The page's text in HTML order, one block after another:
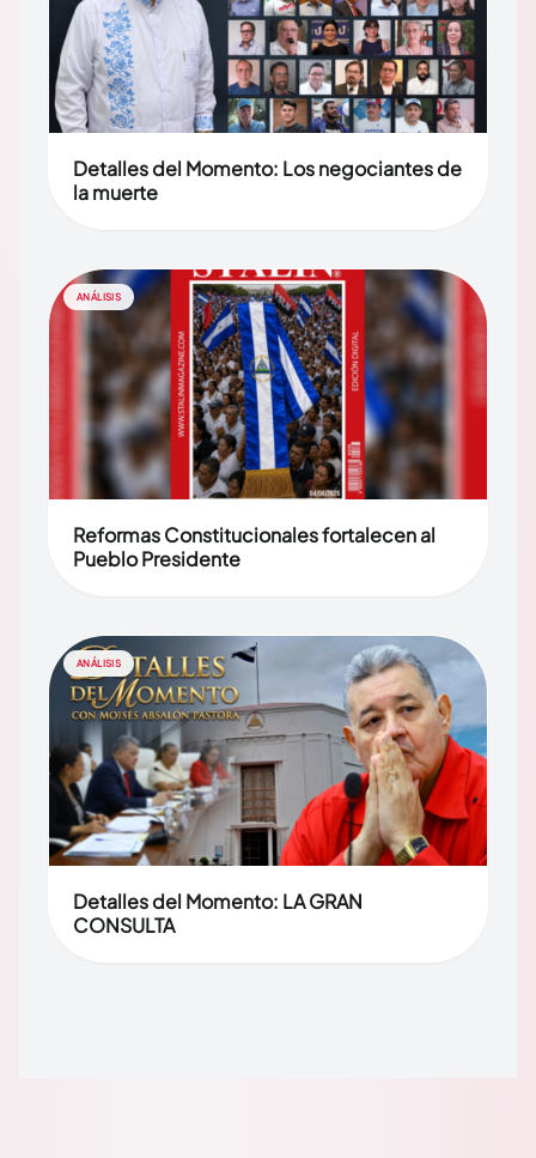
Detalles del Momento: Los negociantes de
la muerte
ANÁLISIS
Reformas Constitucionales fortalecen al
Pueblo Presidente
ANÁLISIS
Detalles del Momento: LA GRAN
CONSULTA